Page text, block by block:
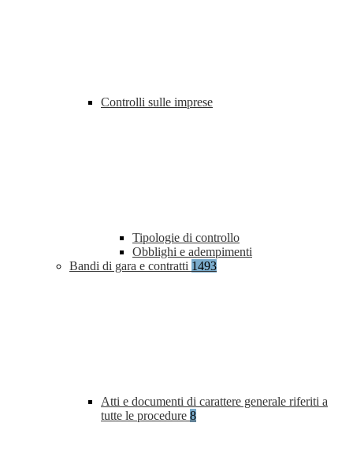
Controlli sulle imprese
Tipologie di controllo
Obblighi e adempimenti
Bandi di gara e contratti 1493
Atti e documenti di carattere generale riferiti a
tutte le procedure 8